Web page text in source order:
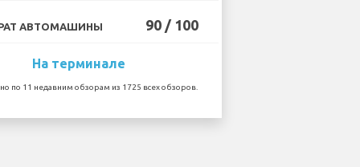
АВТОМАШИНЫ 90 / 100
На терминале
по 11 недавним обзорам из 1725 всех обзоров.